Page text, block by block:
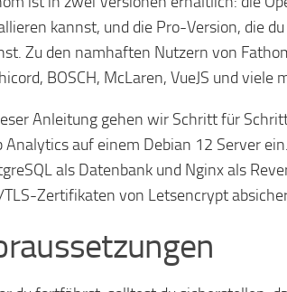
kannst, und die Pro-Version, die
Zu den namhaften Nutzern von
BOSCH, McLaren, VueJS und viele
Anleitung gehen wir Schritt für
Analytics auf einem Debian 12 Server
als Datenbank und Nginx als
TLS-Zertifikaten von Letsencrypt